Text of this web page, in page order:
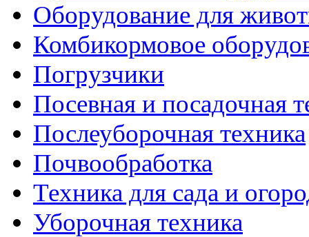
Оборудование для
Комбикормовое
Погрузчики
Посевная и посадочная
Послеуборочная техника
Почвообработка
Техника для сада и
Уборочная техника